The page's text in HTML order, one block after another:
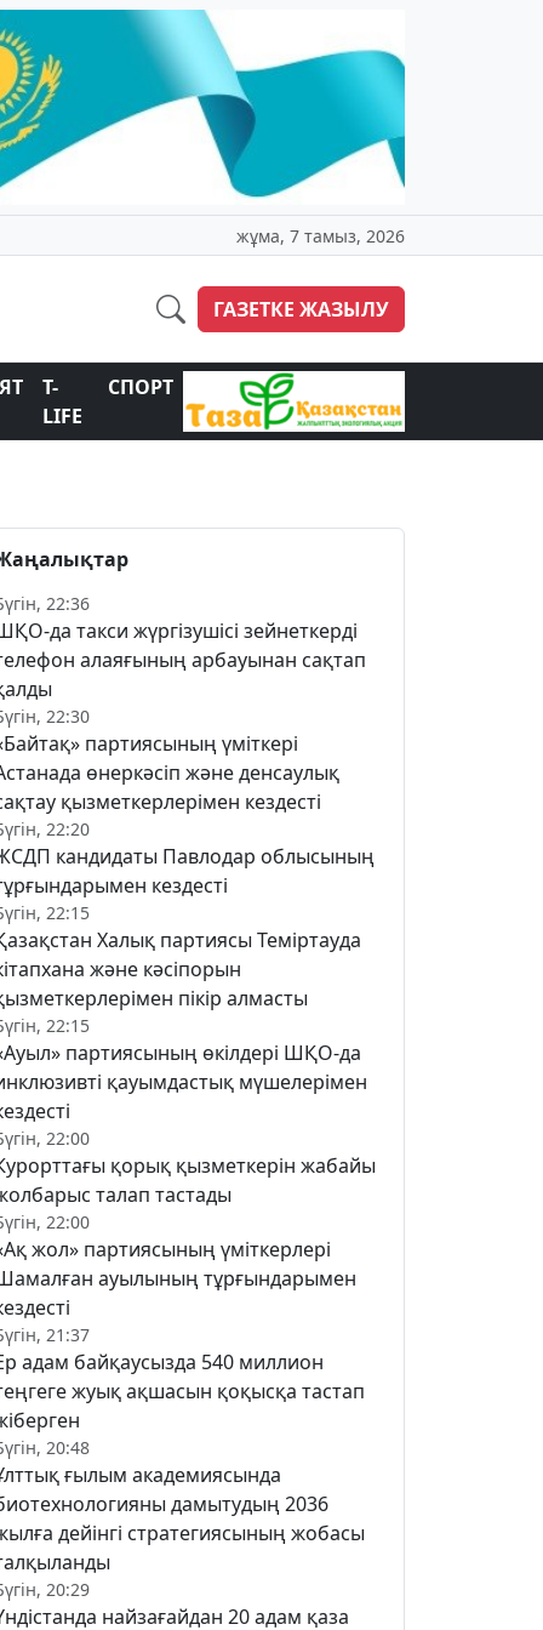
жұма, 7 тамыз, 2026
ГАЗЕТКЕ ЖАЗЫЛУ
T-
LIFE
СПОРТ
22:36
да такси жүргізушісі зейнеткерді
алаяғының арбауынан сақтап
22:30
партиясының үміткері
өнеркәсіп және денсаулық
қызметкерлерімен кездесті
22:20
кандидаты Павлодар облысының
кездесті
22:15
Халық партиясы Теміртауда
және кәсіпорын
пікір алмасты
22:15
партиясының өкілдері ШҚО-да
қауымдастық мүшелерімен
22:00
қорық қызметкерін жабайы
талап тастады
22:00
жол» партиясының үміткерлері
ауылының тұрғындарымен
21:37
адам байқаусызда 540 миллион
жуық ақшасын қоқысқа тастап
20:48
ғылым академиясында
дамытудың 2036
дейінгі стратегиясының жобасы
20:29
найзағайдан 20 адам қаза